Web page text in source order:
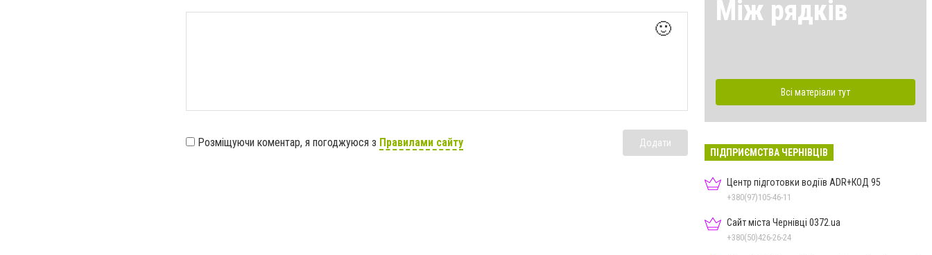
🙂
Розміщуючи коментар, я погоджуюся з Правилами сайту Додати
Між рядків
Всі матеріали тут
ПІДПРИЄМСТВА ЧЕРНІВЦІВ
Центр підготовки водіїв ADR+КОД 95
+380(97)105-46-11
Сайт міста Чернівці 0372.ua
+380(50)426-26-24